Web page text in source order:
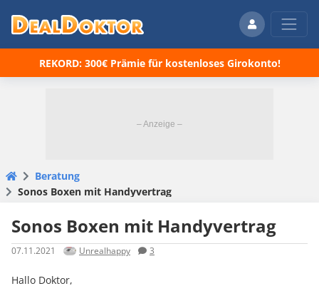
REKORD: 300€ Prämie für kostenloses Girokonto!
Beratung
Sonos Boxen mit Handyvertrag
Sonos Boxen mit Handyvertrag
07.11.2021 Unrealhappy 3
Hallo Doktor,